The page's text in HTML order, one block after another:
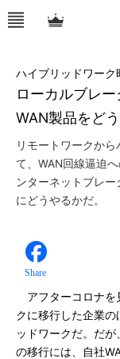
ローカルブレ
WAN製品をど
ハイブリッドワーク
リモートワークか
て、WAN回線逼迫
ンターネットブレ
にどうやるかだ。
Share
アフターコロナを
クに移行した企業
ッドワークだ。だ
の移行には、自社